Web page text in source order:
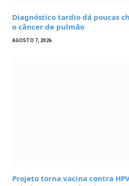
Diagnóstico tardio dá poucas
o câncer de pulmão
AGOSTO 7, 2026
Projeto torna vacina contra